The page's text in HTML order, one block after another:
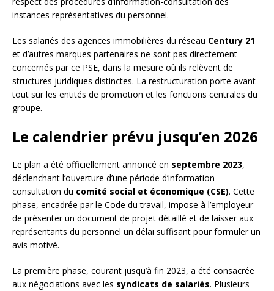
instances représentatives du personnel.
Les salariés des agences immobilières du réseau Century 21
et d’autres marques partenaires ne sont pas directement
concernés par ce PSE, dans la mesure où ils relèvent de
structures juridiques distinctes. La restructuration porte avant
tout sur les entités de promotion et les fonctions centrales du
groupe.
Le calendrier prévu jusqu’en 2026
Le plan a été officiellement annoncé en septembre 2023,
déclenchant l’ouverture d’une période d’information-
consultation du comité social et économique (CSE). Cette
phase, encadrée par le Code du travail, impose à l’employeur
de présenter un document de projet détaillé et de laisser aux
représentants du personnel un délai suffisant pour formuler un
avis motivé.
La première phase, courant jusqu’à fin 2023, a été consacrée
aux négociations avec les syndicats de salariés. Plusieurs